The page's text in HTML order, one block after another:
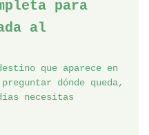
para
al
que aparece en
dónde queda,
necesitas